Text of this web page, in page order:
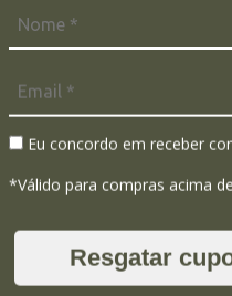
Eu concordo em receber
*Válido para compras acima
Resgatar
Técnicas
líquido perfumado para
Alecrim Mediterrâneo
Frasco com válvula dosadora